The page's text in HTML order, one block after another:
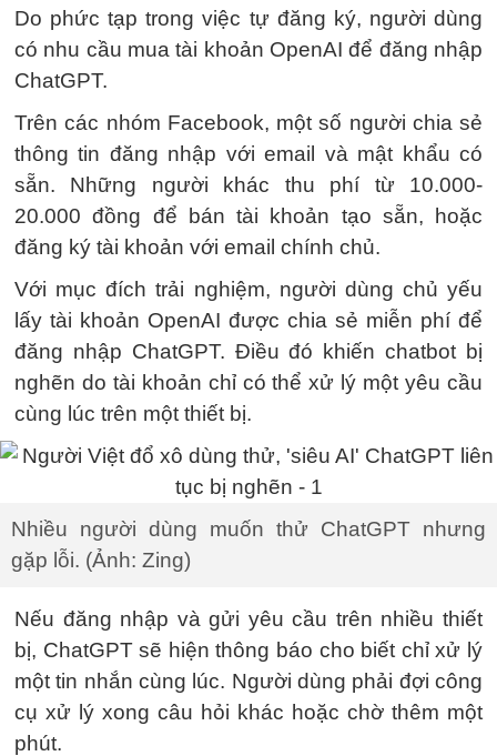
Do phức tạp trong việc tự đăng ký, người dùng
có nhu cầu mua tài khoản OpenAI để đăng nhập
ChatGPT.
Trên các nhóm Facebook, một số người chia sẻ
thông tin đăng nhập với email và mật khẩu có
sẵn. Những người khác thu phí từ 10.000-
20.000 đồng để bán tài khoản tạo sẵn, hoặc
đăng ký tài khoản với email chính chủ.
Với mục đích trải nghiệm, người dùng chủ yếu
lấy tài khoản OpenAI được chia sẻ miễn phí để
đăng nhập ChatGPT. Điều đó khiến chatbot bị
nghẽn do tài khoản chỉ có thể xử lý một yêu cầu
cùng lúc trên một thiết bị.
Nhiều người dùng muốn thử ChatGPT nhưng
gặp lỗi. (Ảnh: Zing)
Nếu đăng nhập và gửi yêu cầu trên nhiều thiết
bị, ChatGPT sẽ hiện thông báo cho biết chỉ xử lý
một tin nhắn cùng lúc. Người dùng phải đợi công
cụ xử lý xong câu hỏi khác hoặc chờ thêm một
phút.